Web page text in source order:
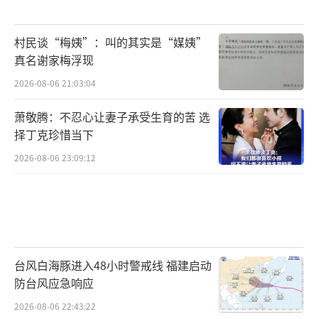
村民谈“梅姨”：叫的其实是“媒姨”
真名谢家梅浮现
2026-08-06 21:03:04
萧敬腾：不忍心让妻子承受生育的苦 选
择丁克珍惜当下
2026-08-06 23:09:12
台风白海豚进入48小时警戒线 福建启动
防台风应急响应
2026-08-06 22:43:22